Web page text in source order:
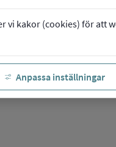
vi kakor (cookies) för att
Anpassa inställningar